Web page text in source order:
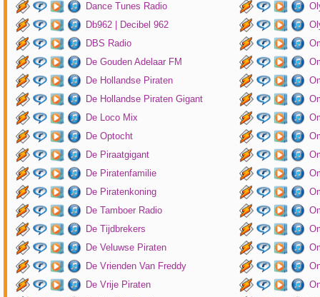
Dance Tunes Radio
Db962 | Decibel 962
DBS Radio
De Gouden Adelaar FM
De Hollandse Piraten
De Hollandse Piraten Gigant
De Loco Mix
De Optocht
De Piraatgigant
De Piratenfamilie
De Piratenkoning
De Tamboer Radio
De Tijdbrekers
De Veluwse Piraten
De Vrienden Van Freddy
De Vrije Piraten